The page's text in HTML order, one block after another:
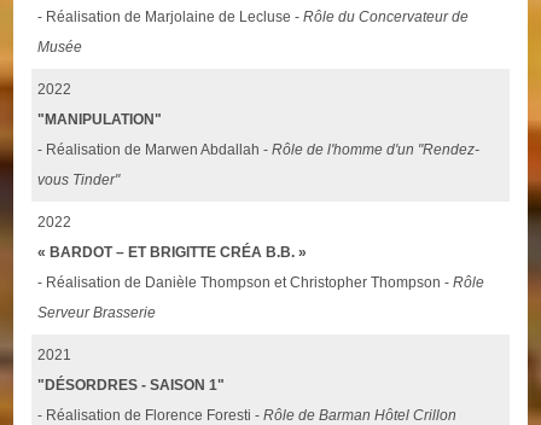
- Réalisation de Marjolaine de Lecluse -Rôle du Concervateur de
Musée
2022
"MANIPULATION"
- Réalisation de Marwen Abdallah -Rôle de l'homme d'un "Rendez-
vous Tinder"
2022
« BARDOT – ET BRIGITTE CRÉA B.B. »
- Réalisation de Danièle Thompson et Christopher Thompson -Rôle
Serveur Brasserie
2021
"DÉSORDRES - SAISON 1"
- Réalisation de Florence Foresti -Rôle de Barman Hôtel Crillon